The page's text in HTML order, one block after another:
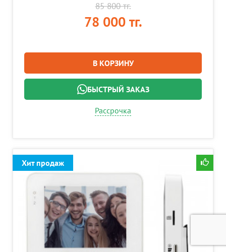
85 800 тг.
78 000 тг.
В КОРЗИНУ
БЫСТРЫЙ ЗАКАЗ
Рассрочка
Хит продаж